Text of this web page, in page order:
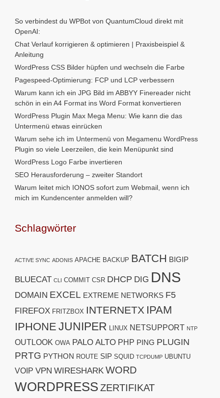
So verbindest du WPBot von QuantumCloud direkt mit
OpenAI:
Chat Verlauf korrigieren & optimieren | Praxisbeispiel &
Anleitung
WordPress CSS Bilder hüpfen und wechseln die Farbe
Pagespeed-Optimierung: FCP und LCP verbessern
Warum kann ich ein JPG Bild im ABBYY Finereader nicht
schön in ein A4 Format ins Word Format konvertieren
WordPress Plugin Max Mega Menu: Wie kann die das
Untermenü etwas einrücken
Warum sehe ich im Untermenü von Megamenu WordPress
Plugin so viele Leerzeilen, die kein Menüpunkt sind
WordPress Logo Farbe invertieren
SEO Herausforderung – zweiter Standort
Warum leitet mich IONOS sofort zum Webmail, wenn ich
mich im Kundencenter anmelden will?
Schlagwörter
ACTIVE SYNC ADONIS APACHE BACKUP BATCH BIGIP
BLUECAT CLI COMMIT CSR DHCP DIG DNS
DOMAIN EXCEL EXTREME NETWORKS F5
FIREFOX FRITZBOX INTERNETX IPAM
IPHONE JUNIPER LINUX NETSUPPORT NTP
OUTLOOK OWA PALO ALTO PHP PING PLUGIN
PRTG PYTHON ROUTE SIP SQUID TCPDUMP UBUNTU
VOIP VPN WIRESHARK WORD
WORDPRESSZERTIFIKAT